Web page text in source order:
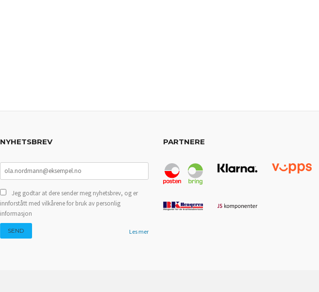
NYHETSBREV
Jeg godtar at dere sender meg nyhetsbrev, og er
innforstått med vilkårene for bruk av personlig
informasjon
Les mer
PARTNERE